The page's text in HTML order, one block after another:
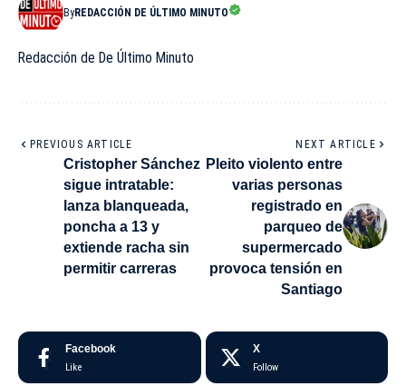
ByREDACCIÓN DE ÚLTIMO MINUTO
Redacción de De Último Minuto
PREVIOUS ARTICLE
Cristopher Sánchez
sigue intratable:
lanza blanqueada,
poncha a 13 y
extiende racha sin
permitir carreras
NEXT ARTICLE
Pleito violento entre
varias personas
registrado en
parqueo de
supermercado
provoca tensión en
Santiago
Facebook
Like
X
Follow